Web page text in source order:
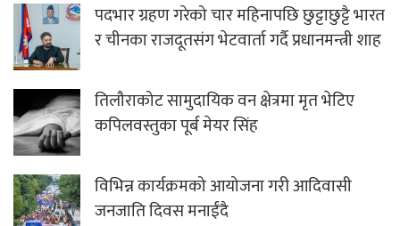
पदभार ग्रहण गरेको चार महिनापछि छुट्टाछुट्टै भारत
र चीनका राजदूतसंग भेटवार्ता गर्दै प्रधानमन्त्री शाह
तिलौराकोट सामुदायिक वन क्षेत्रमा मृत भेटिए
कपिलवस्तुका पूर्ब मेयर सिंह
विभिन्न कार्यक्रमको आयोजना गरी आदिवासी
जनजाति दिवस मनाईंदै